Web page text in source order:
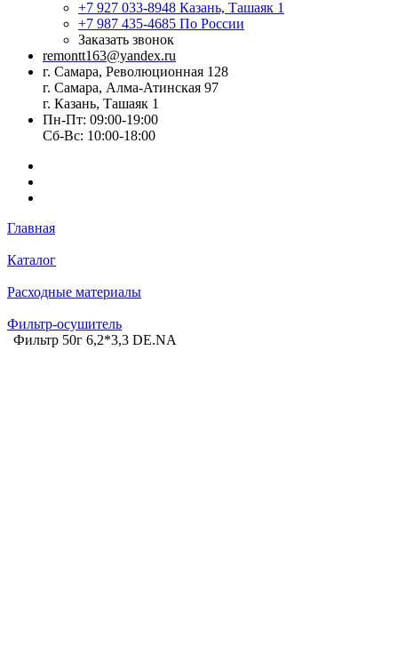
+7 927 033-8948 Казань, Ташаяк 1
+7 987 435-4685 По России
Заказать звонок
remontt163@yandex.ru
г. Самара, Революционная 128
г. Самара, Алма-Атинская 97
г. Казань, Ташаяк 1
Пн-Пт: 09:00-19:00
Сб-Вс: 10:00-18:00
Главная
Каталог
Расходные материалы
Фильтр-осушитель
Фильтр 50г 6,2*3,3 DE.NА